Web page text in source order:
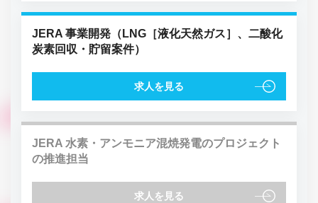
JERA 事業開発（LNG［液化天然ガス］、二酸化
炭素回収・貯留案件）
求人を見る
JERA 水素・アンモニア混焼発電のプロジェクト
の推進担当
求人を見る